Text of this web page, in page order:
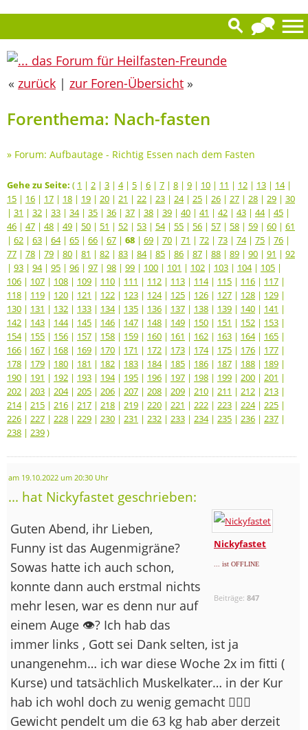
« zurück | zur Foren-Übersicht »
Forenthema: Nach-fasten
» Forum: Aufbautage - Richtig Essen nach dem Fasten
Gehe zu Seite: ( 1 | 2 | 3 | 4| 5 | 6 | 7 | 8 | 9 | 10 | 11 | 12 | 13 | 14|
15 | 16 | 17 | 18 | 19 | 20 | 21 | 22 | 23 | 24| 25 | 26 | 27 | 28 | 29 | 30
| 31 | 32 | 33 | 34| 35 | 36 | 37 | 38 | 39 | 40 | 41 | 42 | 43 | 44| 45 |
46 | 47 | 48 | 49 | 50 | 51 | 52 | 53 | 54| 55 | 56 | 57 | 58 | 59 | 60 | 61
| 62 | 63 | 64| 65 | 66 | 67 | 68 | 69 | 70 | 71 | 72 | 73 | 74| 75 | 76 |
77 | 78 | 79 | 80 | 81 | 82 | 83 | 84| 85 | 86 | 87 | 88 | 89 | 90 | 91 | 92
| 93 | 94| 95 | 96 | 97 | 98 | 99 | 100 | 101 | 102 | 103 | 104| 105 |
106 | 107 | 108 | 109 | 110 | 111 | 112 | 113 | 114| 115 | 116 | 117 |
118 | 119 | 120 | 121 | 122 | 123 | 124| 125 | 126 | 127 | 128 | 129 |
130 | 131 | 132 | 133 | 134| 135 | 136 | 137 | 138 | 139 | 140 | 141 |
142 | 143 | 144| 145 | 146 | 147 | 148 | 149 | 150 | 151 | 152 | 153 |
154| 155 | 156 | 157 | 158 | 159 | 160 | 161 | 162 | 163 | 164| 165 |
166 | 167 | 168 | 169 | 170 | 171 | 172 | 173 | 174| 175 | 176 | 177 |
178 | 179 | 180 | 181 | 182 | 183 | 184| 185 | 186 | 187 | 188 | 189 |
190 | 191 | 192 | 193 | 194| 195 | 196 | 197 | 198 | 199 | 200 | 201 |
202 | 203 | 204| 205 | 206 | 207 | 208 | 209 | 210 | 211 | 212 | 213 |
214| 215 | 216 | 217 | 218 | 219 | 220 | 221 | 222 | 223 | 224| 225 |
226 | 227 | 228 | 229 | 230 | 231 | 232 | 233 | 234| 235 | 236 | 237 |
238 | 239)
am 19.10.2022 um 20:30 Uhr
... hat Nickyfastet geschrieben:
Nickyfastet
... ist OFFLINE
Beiträge:847
Guten Abend, ihr Lieben,
Funny ist das Augenmigräne?
Sowas hatte ich auch schon,
konnte dann auch erstmal nichts
mehr lesen, war es denn nur auf
einem Auge 👁? Ich hab das
immer links , Gott sei Dank selten, ist ja
unangenehm… ich war diese Woche 2x im fitti (
Kurse) und tatsächlich Muskelkater… in der Kur
hab ich wohl doch zu wenig gemacht 🤷🏽‍♀️
Gewicht pendelt um die 63 kg hab aber derzeit